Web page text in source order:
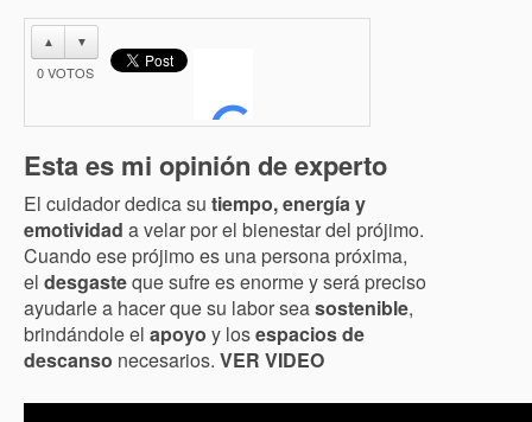
▲ ▼
0VOTOS
Esta es mi opinión de experto
El cuidador dedica su tiempo, energía y
emotividad a velar por el bienestar del prójimo.
Cuando ese prójimo es una persona próxima,
el desgasteque sufre es enorme y será preciso
ayudarle a hacer que su labor seasostenible,
brindándole el apoyo y losespacios de
descanso necesarios. VER VIDEO